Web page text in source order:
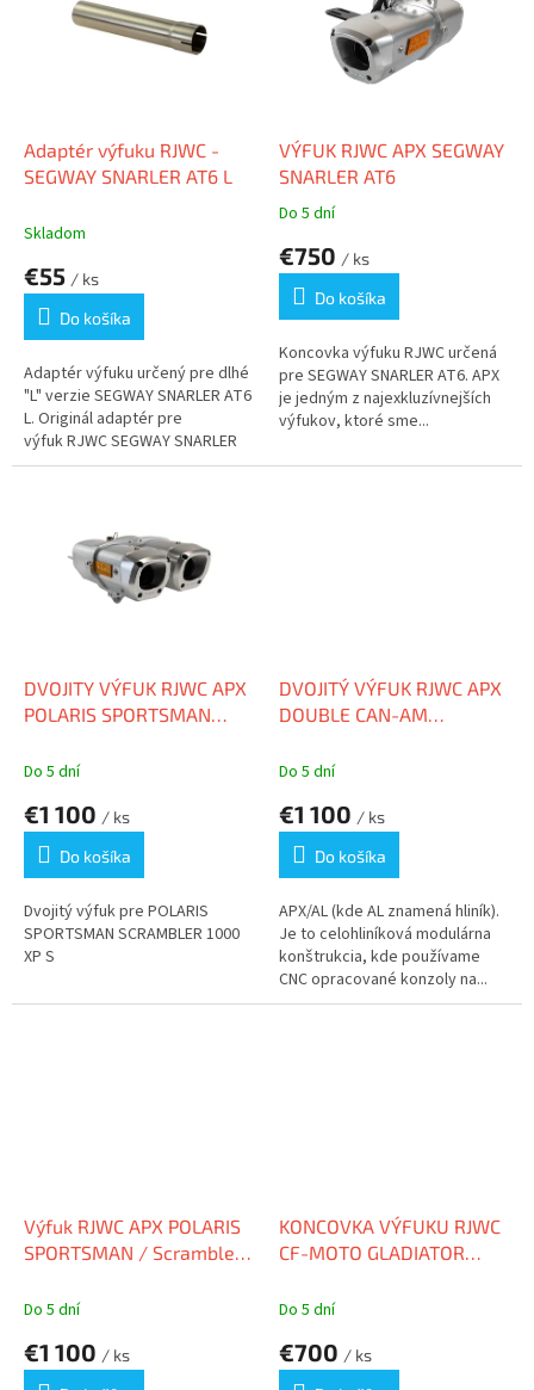
Adaptér výfuku RJWC -
SEGWAY SNARLER AT6 L
Skladom
€55 / ks
Do košíka
Adaptér výfuku určený pre dlhé
"L" verzie SEGWAY SNARLER AT6
L. Originál adaptér pre
výfuk RJWC SEGWAY SNARLER
AT6
VÝFUK RJWC APX SEGWAY
SNARLER AT6
Priemerné
produktu
4,0
5
hviezdičiek.
Do 5 dní
€750 / ks
Do košíka
Koncovka výfuku RJWC určená
pre SEGWAY SNARLER AT6. APX
je jedným z najexkluzívnejších
výfukov, ktoré sme...
DVOJITY VÝFUK RJWC APX
POLARIS SPORTSMAN
Do 5 dní
€1 100 / ks
Do košíka
Dvojitý výfuk pre POLARIS
SPORTSMAN SCRAMBLER 1000
XP S
DVOJITÝ VÝFUK RJWC APX
DOUBLE CAN-AM
Do 5 dní
€1 100 / ks
Do košíka
APX/AL (kde AL znamená hliník).
Je to celohliníková modulárna
konštrukcia, kde používame
CNC opracované konzoly na...
Výfuk RJWC APX POLARIS
SPORTSMAN / Scrambler
Do 5 dní
€1 100 / ks
KONCOVKA VÝFUKU RJWC
CF-MOTO GLADIATOR
Aluminium Slip-On Muffler
Do 5 dní
€700 / ks